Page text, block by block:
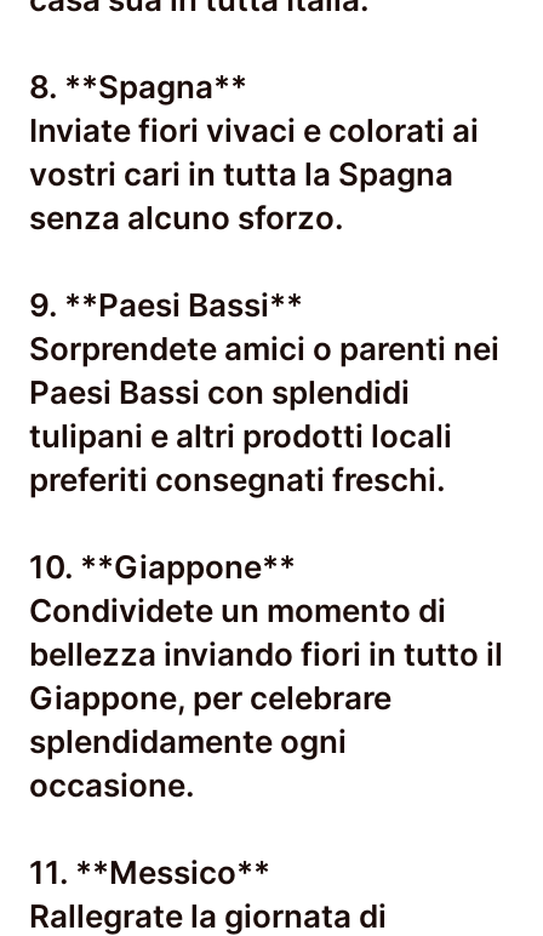
8. **Spagna**
Inviate fiori vivaci e colorati ai
vostri cari in tutta la Spagna
senza alcuno sforzo.
9. **Paesi Bassi**
Sorprendete amici o parenti nei
Paesi Bassi con splendidi
tulipani e altri prodotti locali
preferiti consegnati freschi.
10. **Giappone**
Condividete un momento di
bellezza inviando fiori in tutto il
Giappone, per celebrare
splendidamente ogni
occasione.
11. **Messico**
Rallegrate la giornata di